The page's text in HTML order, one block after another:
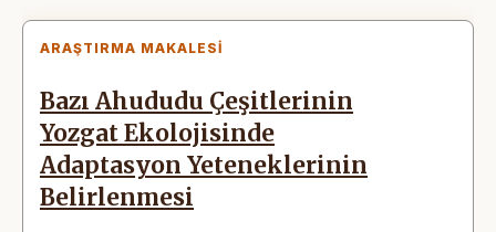
ARAŞTIRMA MAKALESI
Bazı Ahududu Çeşitlerinin
Yozgat Ekolojisinde
Adaptasyon Yeteneklerinin
Belirlenmesi